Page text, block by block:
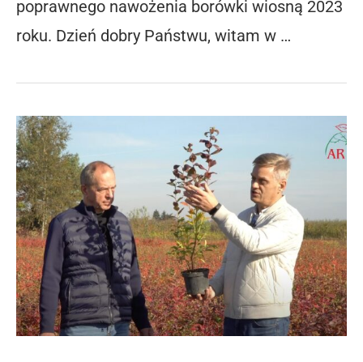
poprawnego nawożenia borówki wiosną 2023
roku. Dzień dobry Państwu, witam w …